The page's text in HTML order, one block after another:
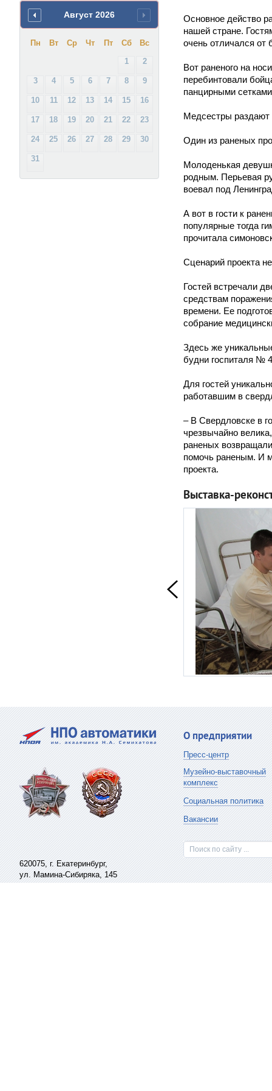
Основное действо
нашей стране.
очень отличался от
Вот раненого на
перебинтовали
панцирными
Медсестры раздают
Один из раненых
Молоденькая
родным. Перьевая
воевал под
А вот в гости к
популярные тогда
прочитала
Сценарий проекта
Гостей встречали
средствам
времени. Ее
собрание
Здесь же
будни госпиталя №
Для гостей
работавшим в
– В Свердловске в
чрезвычайно
раненых
помочь раненым. И
проекта.
Выставка-
Август 2026
Пн Вт Ср Чт Пт Сб
Вс
1
2
3 4 5 6 7 8 9
10 11 12 13 14 15 16
17 18 19 20 21 22 23
24 25 26 27 28 29 30
31
620075, г. Екатеринбург,
ул. Мамина-Сибиряка, 145
О предприятии
Пресс-центр
Музейно-выставочный
комплекс
Социальная политика
Вакансии
Поиск по сайту ...